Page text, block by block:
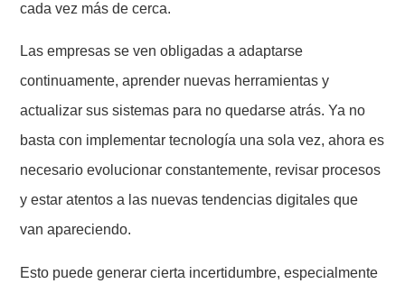
cada vez más de cerca.
Las empresas se ven obligadas a adaptarse
continuamente, aprender nuevas herramientas y
actualizar sus sistemas para no quedarse atrás. Ya no
basta con implementar tecnología una sola vez, ahora es
necesario evolucionar constantemente, revisar procesos
y estar atentos a las nuevas tendencias digitales que
van apareciendo.
Esto puede generar cierta incertidumbre, especialmente